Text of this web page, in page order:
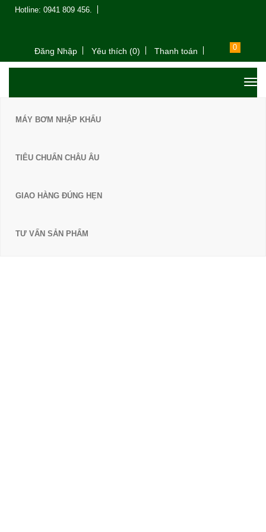
Hotline: 0941 809 456.
Đăng Nhập Yêu thích (0) Thanh toán 0
MÁY BƠM NHẬP KHẨU
TIÊU CHUẨN CHÂU ÂU
GIAO HÀNG ĐÚNG HẸN
TƯ VẤN SẢN PHẨM